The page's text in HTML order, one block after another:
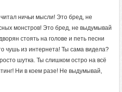
ничьи мысли! Это бред, не
монстров! Это бред, не выдумывай
стоять на голове и петь песни
чушь из интернета! Ты сама видела?
шутка. Ты слишком остро на всё
Ни в коем разе! Не выдумывай,